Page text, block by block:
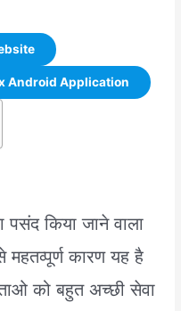
Android Application
किया जाने वाला
महतव्पूर्ण कारण यह है
को बहुत अच्छी सेवा